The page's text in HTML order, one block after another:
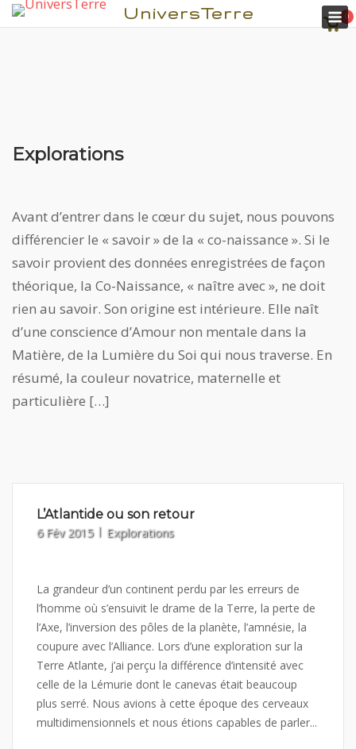
Aller
UniversTerre
Voir
0
Explorations
Avant d’entrer dans le cœur du sujet, nous pouvons
différencier le « savoir » de la « co-naissance ». Si le
savoir provient des données enregistrées de façon
théorique, la Co-Naissance, « naître avec », ne doit
rien au savoir. Son origine est intérieure. Elle naît
d’une conscience d’Amour non mentale dans la
Matière, de la Lumière du Soi qui nous traverse. En
résumé, la couleur novatrice, maternelle et
particulière […]
L’Atlantide ou son retour
6 Fév 2015 Explorations
La grandeur d’un continent perdu par les erreurs de
l’homme où s’ensuivit le drame de la Terre, la perte de
l’Axe, l’inversion des pôles de la planète, l’amnésie, la
coupure avec l’Alliance. Lors d’une exploration sur la
Terre Atlante, j’ai perçu la différence d’intensité avec
celle de la Lémurie dont le canevas était beaucoup
plus serré. Nous avions à cette époque des cerveaux
multidimensionnels et nous étions capables de parler...